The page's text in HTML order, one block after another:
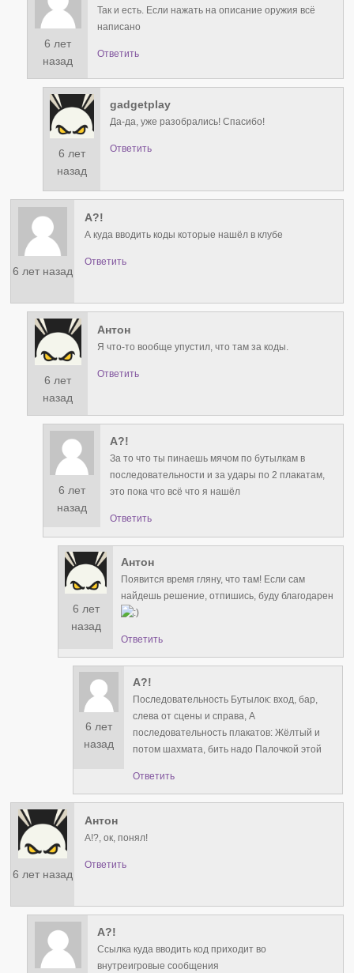
6 лет
назад
Так и есть. Если нажать на описание оружия всё
написано
Ответить
6 лет
назад
gadgetplay
Да-да, уже разобрались! Спасибо!
Ответить
6 лет назад
А?!
А куда вводить коды которые нашёл в клубе
Ответить
6 лет
назад
Антон
Я что-то вообще упустил, что там за коды.
Ответить
6 лет
назад
А?!
За то что ты пинаешь мячом по бутылкам в
последовательности и за удары по 2 плакатам,
это пока что всё что я нашёл
Ответить
6 лет
назад
Антон
Появится время гляну, что там! Если сам
найдешь решение, отпишись, буду благодарен
Ответить
6 лет
назад
А?!
Последовательность Бутылок: вход, бар,
слева от сцены и справа, А
последовательность плакатов: Жёлтый и
потом шахмата, бить надо Палочкой этой
Ответить
6 лет назад
Антон
А!?, ок, понял!
Ответить
А?!
Ссылка куда вводить код приходит во
внутреигровые сообщения